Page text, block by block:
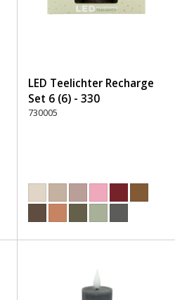
LED Teelichter Recharge
Set 6 (6) - 330
Dunkelbraun
730005